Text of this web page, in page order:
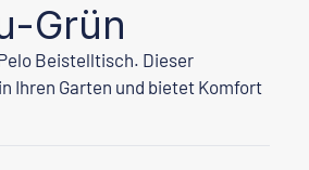
Grün
Beistelltisch. Dieser
Ihren Garten und bietet Komfort